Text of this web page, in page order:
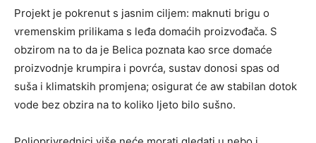
Projekt je pokrenut s jasnim ciljem: maknuti brigu o
vremenskim prilikama s leđa domaćih proizvođača. S
obzirom na to da je Belica poznata kao srce domaće
proizvodnje krumpira i povrća, sustav donosi spas od
suša i klimatskih promjena; osigurat će aw stabilan dotok
vode bez obzira na to koliko ljeto bilo sušno.